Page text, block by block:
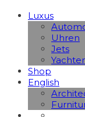
Luxus
Uhren
Jets
Shop
English